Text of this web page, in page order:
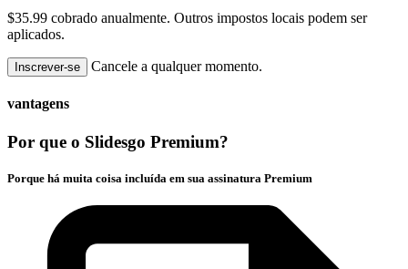
$35.99 cobrado anualmente. Outros impostos locais podem ser
aplicados.
Inscrever-se Cancele a qualquer momento.
vantagens
Por que o Slidesgo Premium?
Porque há muita coisa incluída em sua assinatura Premium